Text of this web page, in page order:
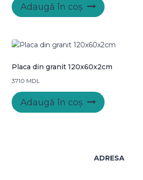
Adaugă în coș
Placa din granit 120x60x2cm
3710 MDL
Adaugă în coș
ADRESA